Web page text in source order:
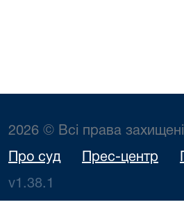
2026 © Всі права захищені
Про суд Прес-центр
v1.38.1